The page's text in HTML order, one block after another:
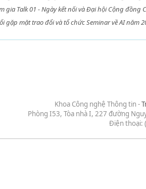
gia Talk 01 - Ngày kết nối và Đại hội Cộng đồng
gặp mặt trao đổi và tổ chức Seminar về AI năm
Khoa Công nghệ Thông tin -
Phòng I53, Tòa nhà I, 227 đường
Điện thoại: